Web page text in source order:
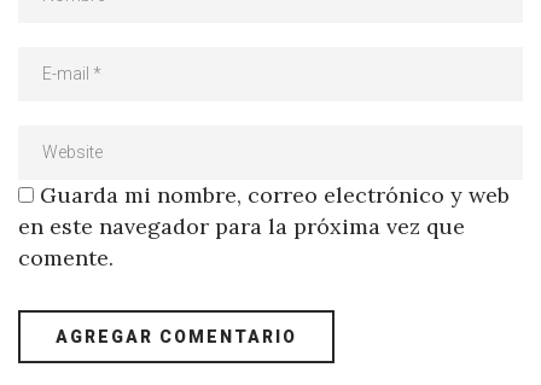
Guarda mi nombre, correo electrónico y web
en este navegador para la próxima vez que
comente.